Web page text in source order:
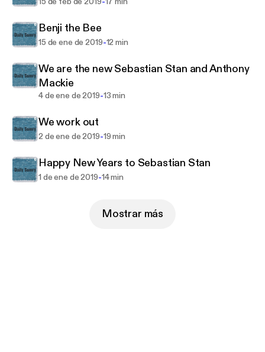
Benji the Bee
15 de ene de 2019-12 min
We are the new Sebastian Stan and Anthony
Mackie
4 de ene de 2019-13 min
We work out
2 de ene de 2019-19 min
Happy New Years to Sebastian Stan
1 de ene de 2019-14 min
Mostrar más